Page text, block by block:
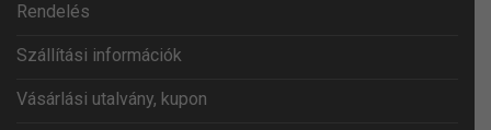
Rendelés
Szállítási információk
Vásárlási utalvány, kupon